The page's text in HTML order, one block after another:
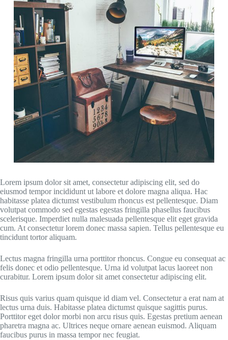
Lorem ipsum dolor sit amet, consectetur adipiscing elit, sed do
eiusmod tempor incididunt ut labore et dolore magna aliqua. Hac
habitasse platea dictumst vestibulum rhoncus est pellentesque. Diam
volutpat commodo sed egestas egestas fringilla phasellus faucibus
scelerisque. Imperdiet nulla malesuada pellentesque elit eget gravida
cum. At consectetur lorem donec massa sapien. Tellus pellentesque eu
tincidunt tortor aliquam.
Lectus magna fringilla urna porttitor rhoncus. Congue eu consequat ac
felis donec et odio pellentesque. Urna id volutpat lacus laoreet non
curabitur. Lorem ipsum dolor sit amet consectetur adipiscing elit.
Risus quis varius quam quisque id diam vel. Consectetur a erat nam at
lectus urna duis. Habitasse platea dictumst quisque sagittis purus.
Porttitor eget dolor morbi non arcu risus quis. Egestas pretium aenean
pharetra magna ac. Ultrices neque ornare aenean euismod. Aliquam
faucibus purus in massa tempor nec feugiat.